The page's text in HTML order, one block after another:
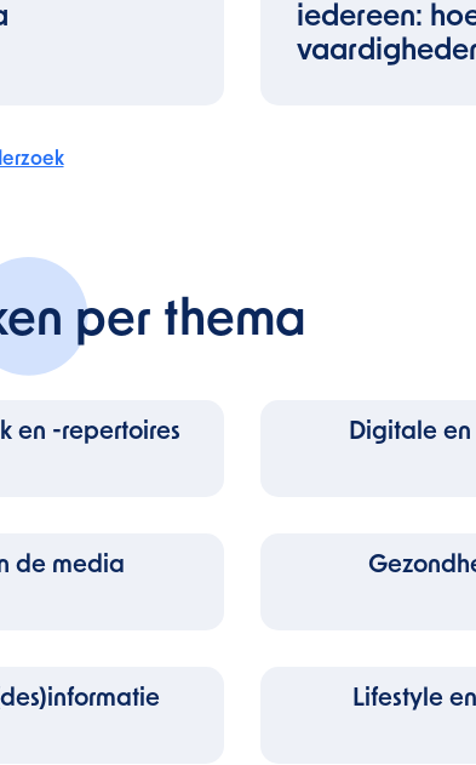
iedereen:
per thema
en -repertoires Digitale
de media
Lifestyle